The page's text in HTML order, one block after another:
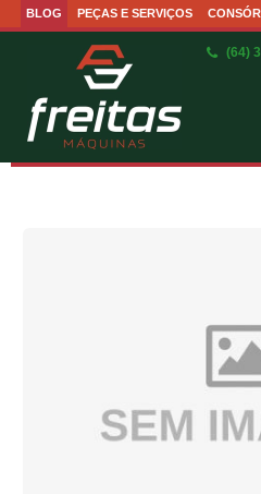
BLOG PEÇAS E SERVIÇOS
(64)